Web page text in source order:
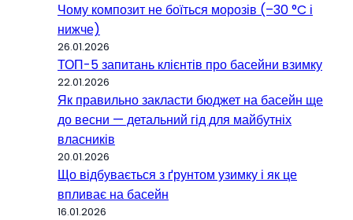
Чому композит не боїться морозів (–30 °C і
нижче)
26.01.2026
ТОП-5 запитань клієнтів про басейни взимку
22.01.2026
Як правильно закласти бюджет на басейн ще
до весни — детальний гід для майбутніх
власників
20.01.2026
Що відбувається з ґрунтом узимку і як це
впливає на басейн
16.01.2026